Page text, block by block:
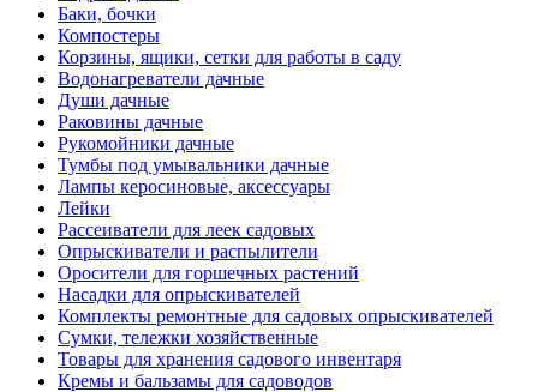
Баки, бочки
Компостеры
Корзины, ящики, сетки для работы в саду
Водонагреватели дачные
Души дачные
Раковины дачные
Рукомойники дачные
Тумбы под умывальники дачные
Лампы керосиновые, аксессуары
Лейки
Рассеиватели для леек садовых
Опрыскиватели и распылители
Оросители для горшечных растений
Насадки для опрыскивателей
Комплекты ремонтные для садовых опрыскивателей
Сумки, тележки хозяйственные
Товары для хранения садового инвентаря
Кремы и бальзамы для садоводов